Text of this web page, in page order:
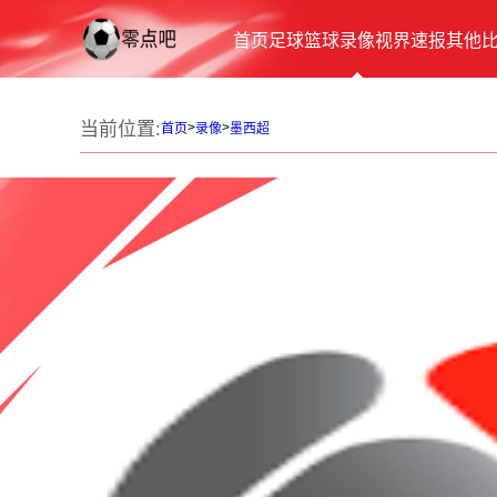
首页足球篮球录像视界速报其他
当前位置:首页>录像>墨西超